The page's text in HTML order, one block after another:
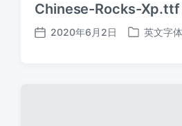
Chinese-Rocks-Xp.ttf
发
2020年6月2日
发
英文字体